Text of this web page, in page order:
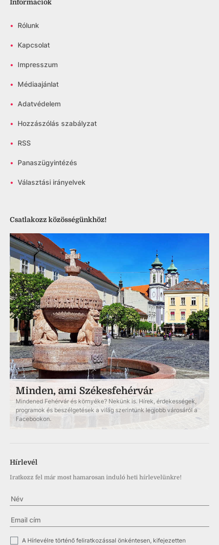
Információk
• Rólunk
• Kapcsolat
• Impresszum
• Médiaajánlat
• Adatvédelem
• Hozzászólás szabályzat
• RSS
• Panaszügyintézés
• Választási irányelvek
Csatlakozz közösségünkhöz!
Minden, ami Székesfehérvár
Mindened Fehérvár és környéke? Nekünk is. Hírek, érdekességek,
programok és beszélgetések a világ szerintünk legjobb városáról a
Facebookon.
Hírlevél
Iratkozz fel már most hamarosan induló heti hírlevelünkre!
✓ A Hírlevélre történő feliratkozással önkéntesen, kifejezetten